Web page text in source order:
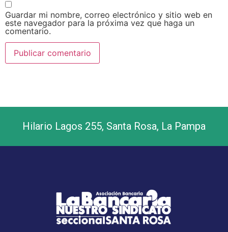
Guardar mi nombre, correo electrónico y sitio web en
este navegador para la próxima vez que haga un
comentario.
Hilario Lagos 255, Santa Rosa, La Pampa